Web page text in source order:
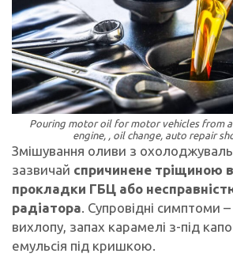
Pouring motor oil for motor vehicles from
engine, , oil change, auto repair
Змішування оливи з
зазвичай спричинене тріщиною
прокладки ГБЦ або
радіатора. Супровідні симптоми
вихлопу, запах карамелі з-під
емульсія під кришкою.